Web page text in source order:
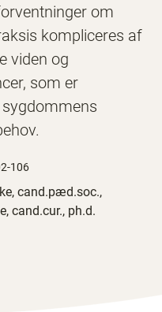
om
kompliceres af
viden og
som er
106
cand.pæd.soc.,
cand.cur., ph.d.